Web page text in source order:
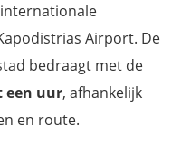
Airport. De
bedraagt met de
een uur, afhankelijk
en route.